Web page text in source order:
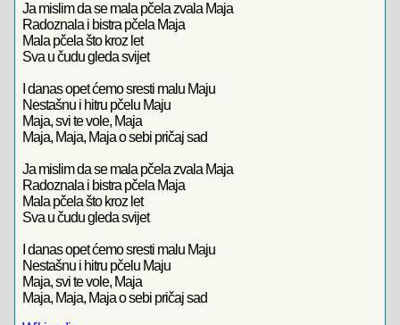
Ja mislim da se mala pčela zvala Maja
Radoznala i bistra pčela Maja
Mala pčela što kroz let
Sva u čudu gleda svijet
I danas opet ćemo sresti malu Maju
Nestašnu i hitru pčelu Maju
Maja, svi te vole, Maja
Maja, Maja, Maja o sebi pričaj sad
Ja mislim da se mala pčela zvala Maja
Radoznala i bistra pčela Maja
Mala pčela što kroz let
Sva u čudu gleda svijet
I danas opet ćemo sresti malu Maju
Nestašnu i hitru pčelu Maju
Maja, svi te vole, Maja
Maja, Maja, Maja o sebi pričaj sad